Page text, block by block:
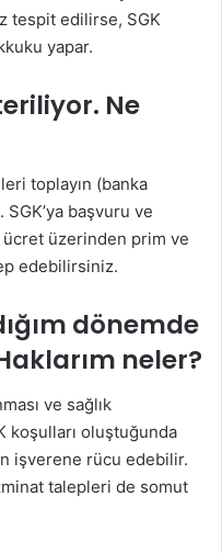
tespit edilirse, SGK
yapar.
Ne
toplayın (banka
başvuru ve
üzerinden prim ve
edebilirsiniz.
dönemde
neler?
ve sağlık
koşulları oluştuğunda
işverene rücu edebilir.
talepleri de somut